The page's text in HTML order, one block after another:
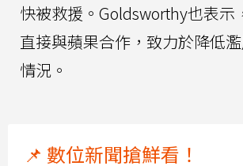
快被救援。Goldsworthy也表示
直接與蘋果合作，致力於降低
情況。
📌 數位新聞搶鮮看！